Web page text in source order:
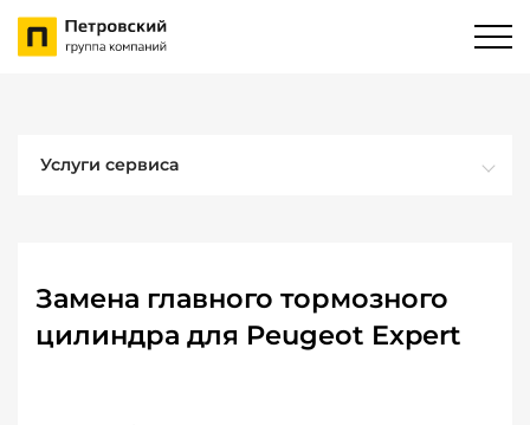
Услуги сервиса
Замена главного тормозного
цилиндра для Peugeot Expert